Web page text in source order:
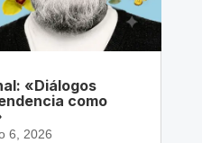
«Diálogos
como
6, 2026